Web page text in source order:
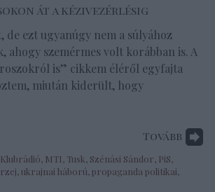
át a kézivezérlésig
de ezt ugyanúgy nem a súlyához
ahogy szemérmes volt korábban is. A
is” cikkem éléről egyfajta
miután kiderült, hogy
Tovább
Klubrádió MTI Tusk Szénási Sándor PiS
ukrajnai háború propaganda politikai